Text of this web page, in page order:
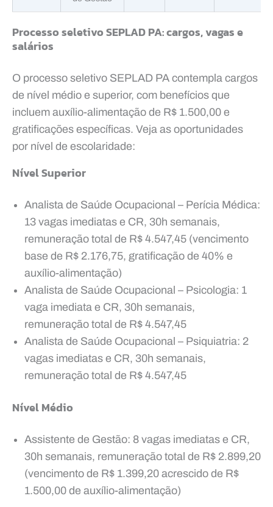
Processo seletivo SEPLAD PA: cargos, vagas e
salários
O processo seletivo SEPLAD PA contempla cargos
de nível médio e superior, com benefícios que
incluem auxílio-alimentação de R$ 1.500,00 e
gratificações específicas. Veja as oportunidades
por nível de escolaridade:
Nível Superior
Analista de Saúde Ocupacional – Perícia Médica:
13 vagas imediatas e CR, 30h semanais,
remuneração total de R$ 4.547,45 (vencimento
base de R$ 2.176,75, gratificação de 40% e
auxílio-alimentação)
Analista de Saúde Ocupacional – Psicologia: 1
vaga imediata e CR, 30h semanais,
remuneração total de R$ 4.547,45
Analista de Saúde Ocupacional – Psiquiatria: 2
vagas imediatas e CR, 30h semanais,
remuneração total de R$ 4.547,45
Nível Médio
Assistente de Gestão: 8 vagas imediatas e CR,
30h semanais, remuneração total de R$ 2.899,20
(vencimento de R$ 1.399,20 acrescido de R$
1.500,00 de auxílio-alimentação)